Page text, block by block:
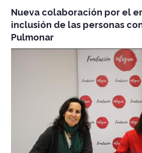
Nueva colaboración por el
inclusión de las personas
Pulmonar